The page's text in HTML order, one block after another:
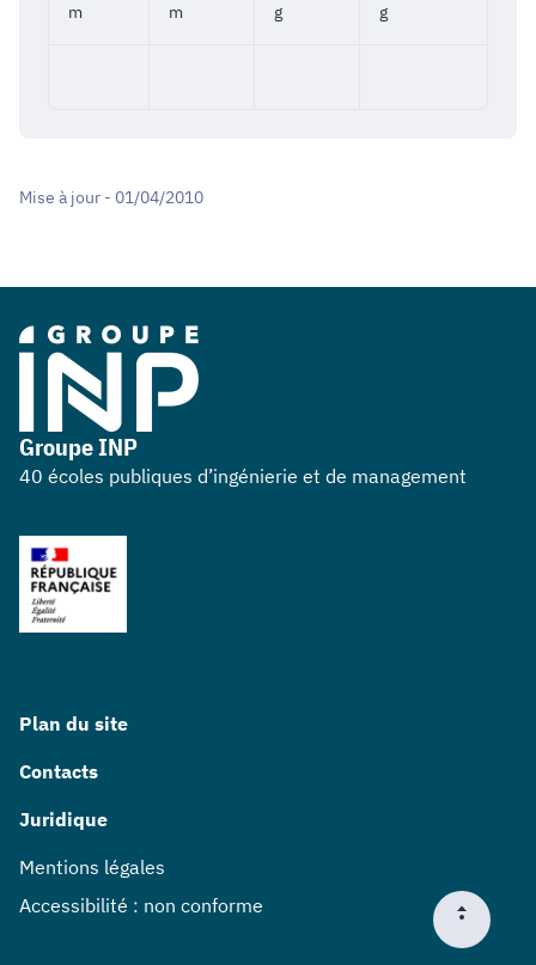
m
m
g
g
Mise à jour - 01/04/2010
Groupe INP
40 écoles publiques d’ingénierie et de management
Plan du site
Contacts
Juridique
Mentions légales
Accessibilité : non conforme